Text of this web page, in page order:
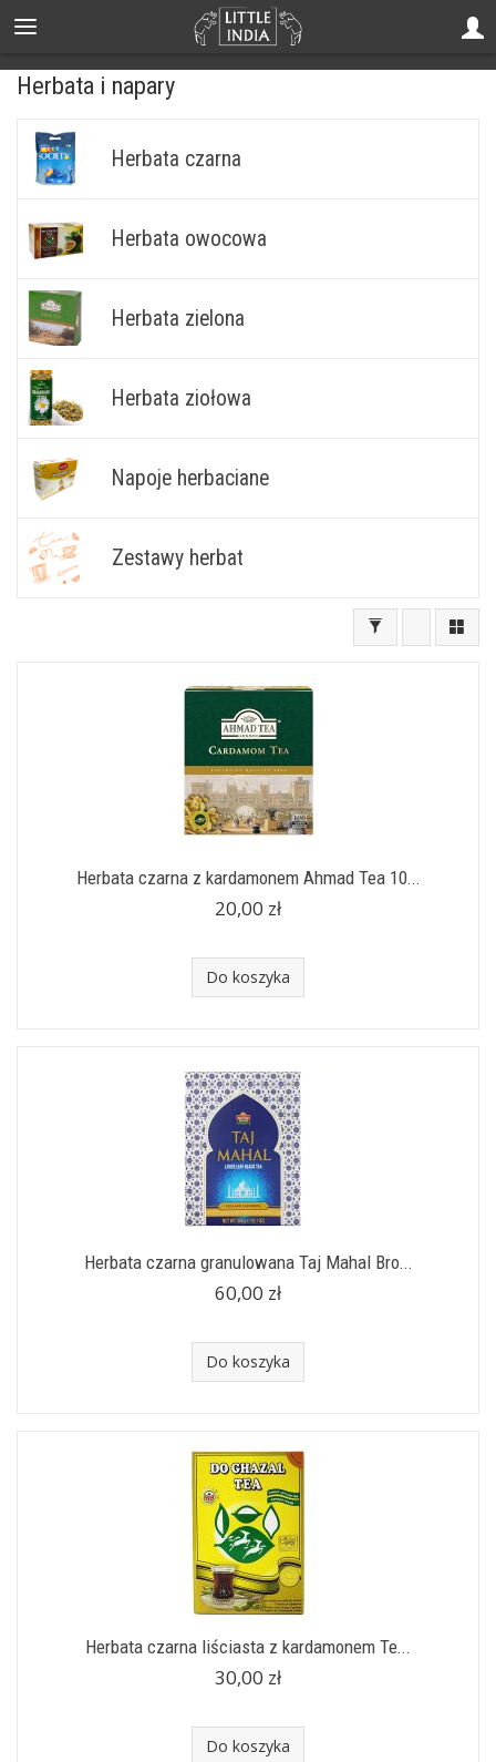
Herbata i napary
Herbata czarna
Herbata owocowa
Herbata zielona
Herbata ziołowa
Napoje herbaciane
Zestawy herbat
Herbata czarna z kardamonem Ahmad Tea 10...
20,00 zł
Do koszyka
Herbata czarna granulowana Taj Mahal Bro...
60,00 zł
Do koszyka
Herbata czarna liściasta z kardamonem Te...
30,00 zł
Do koszyka